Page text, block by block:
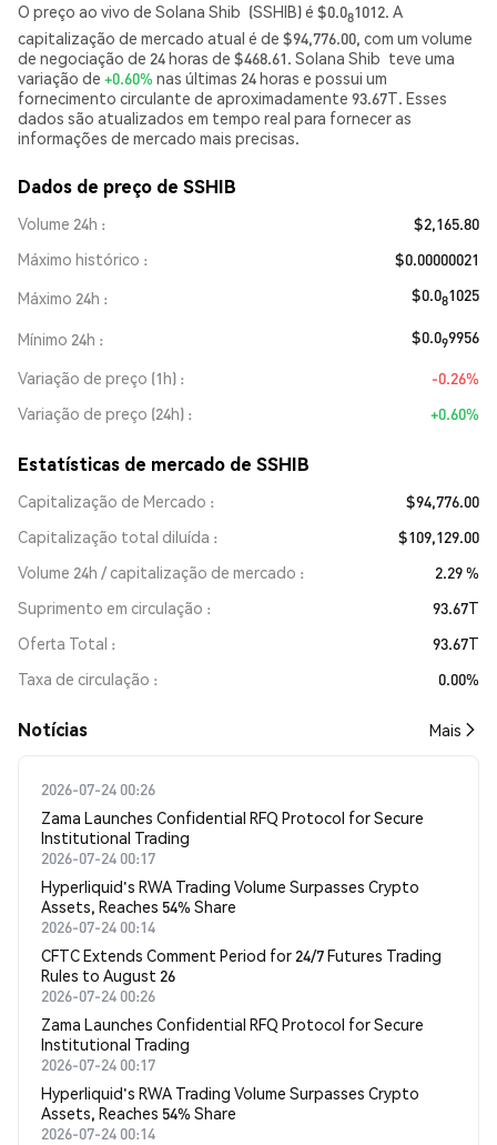
O preço ao vivo de Solana Shib (SSHIB) é $0.081012. A
capitalização de mercado atual é de $94,776.00, com um volume
de negociação de 24 horas de $468.61. Solana Shib teve uma
variação de +0.60% nas últimas 24 horas e possui um
fornecimento circulante de aproximadamente 93.67T. Esses
dados são atualizados em tempo real para fornecer as
informações de mercado mais precisas.
Dados de preço de SSHIB
Volume 24h
$2,165.80
Máximo histórico
$0.00000021
Máximo 24h
$0.081025
Mínimo 24h $0.099956
Variação de preço (1h)
-0.26%
Variação de preço (24h)
+0.60%
Estatísticas de mercado de SSHIB
Capitalização de Mercado
$94,776.00
Capitalização total diluída
$109,129.00
Volume 24h / capitalização de mercado
2.29 %
Suprimento em circulação
93.67T
Oferta Total
93.67T
Taxa de circulação
0.00%
​​Notícias​​ Mais
2026-07-24 00:26
Zama Launches Confidential RFQ Protocol for Secure
Institutional Trading
2026-07-24 00:17
Hyperliquid's RWA Trading Volume Surpasses Crypto
Assets, Reaches 54% Share
2026-07-24 00:14
CFTC Extends Comment Period for 24/7 Futures Trading
Rules to August 26
2026-07-24 00:26
Zama Launches Confidential RFQ Protocol for Secure
Institutional Trading
2026-07-24 00:17
Hyperliquid's RWA Trading Volume Surpasses Crypto
Assets, Reaches 54% Share
2026-07-24 00:14